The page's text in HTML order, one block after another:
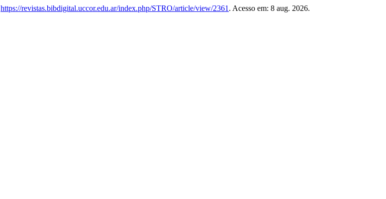
https://revistas.bibdigital.uccor.edu.ar/index.php/STRO/article/view/2361 . Acesso em: 8 aug. 2026.